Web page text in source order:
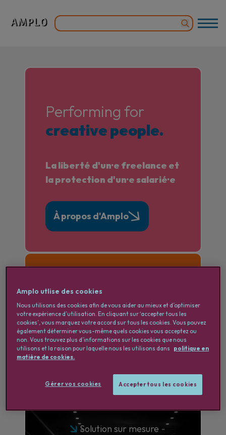
Performing for
creative people.
La liberté d'un·e freelance et
la protection d'un·e salarié·e
À propos d'Amplo
Freelances
Solution sur mesure
Amplo utlise des cookies
Nous utilisons des cookies afin de vous aider au mieux et d’optimiser
votre expérience d’utilisation. En cliquant sur ‘accepter tous les
cookies’, vous marquez votre accord sur tous les cookies. Vous pouvez
également déterminer vous-même quels cookies vous acceptez ou
non. Vous trouvez plus d’informations sur les cookies que nous
utilisons et la raison pour laquelle nous les utilisons dans
politique en
matière de cookies.
Gérer vos cookies Accepter tous les cookies